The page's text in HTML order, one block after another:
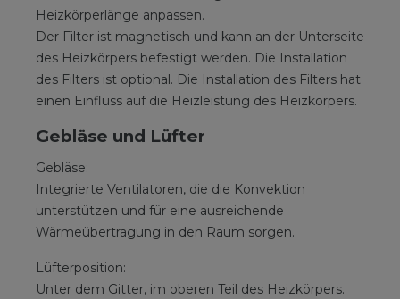
Heizkörperlänge anpassen.
Der Filter ist magnetisch und kann an der Unterseite
des Heizkörpers befestigt werden. Die Installation
des Filters ist optional. Die Installation des Filters hat
einen Einfluss auf die Heizleistung des Heizkörpers.
Gebläse und Lüfter
Gebläse:
Integrierte Ventilatoren, die die Konvektion
unterstützen und für eine ausreichende
Wärmeübertragung in den Raum sorgen.
Lüfterposition:
Unter dem Gitter, im oberen Teil des Heizkörpers.